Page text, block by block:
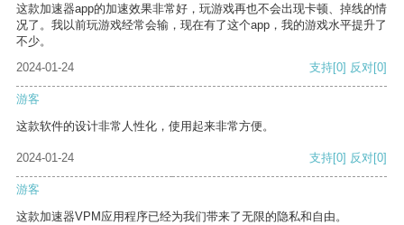
这款加速器app的加速效果非常好，玩游戏再也不会出现卡顿、掉线的情
况了。我以前玩游戏经常会输，现在有了这个app，我的游戏水平提升了
不少。
2024-01-24
支持[0] 反对[0]
游客
这款软件的设计非常人性化，使用起来非常方便。
2024-01-24 支持[0] 反对[0]
游客
这款加速器VPM应用程序已经为我们带来了无限的隐私和自由。